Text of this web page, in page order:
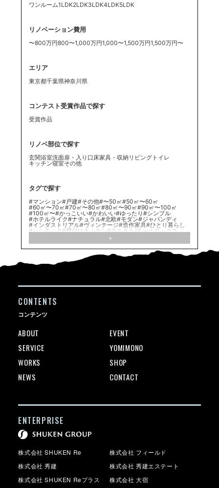
ワンルーム1LDK2LDK3LDK4LDK5LDK
リノベーション費用
〜800万円800〜1,000万円1,000〜1,500万円1,500万円〜
エリア
東京都千葉県神奈川県
コンテスト受賞作品で探す
受賞作品
リノベ部位で探す
玄関浴室洗面扉・入り口 床家具・収納リビングトイレ
キッチン寝室その他
タグで探す
#マンション#戸建#その他#〜50㎡#50㎡〜60㎡
#60㎡〜70㎡#70㎡〜80㎡#80㎡〜90㎡#90㎡〜100㎡
#100㎡〜#かっこいい#かわいい#ゆったり #シンプル
#ホテルライク#ナチュラル#北欧#モダン#ジャパンディ
#インダストリアル#ヴィンテージ#造作家具#ひとり暮らし
#ハンモック#壁付けキッチン#モルタル/モールテックス
#エコカラット
#素材#アトリエ#リブパネル#ネコのいる暮らし#造作
#グリーンコーディネート#クッションフロア#造作建具
#アクセントクロス#フロアタイル#室内窓
#ステンレスキッチン#対面キッチン
#家族構成#足場板
#Ⅱ型キッチン
#間接照明
#Ｌ型キッチン
#ブロック
CONTENTS
コンテンツ
ABOUT
EVENT
SERVICE
YOMIMONO
WORKS
SHOP
NEWS
CONTACT
ENTERPRISE
株式会社 SHUKEN Re
株式会社 フィールド
株式会社 秀建
株式会社 秀建エステート
株式会社 SHUKEN Reプラス
株式会社 大宿